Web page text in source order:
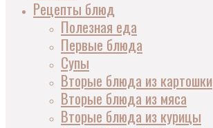
Рецепты блюд
Полезная еда
Первые блюда
Супы
Вторые блюда из картошки
Вторые блюда из мяса
Вторые блюда из курицы